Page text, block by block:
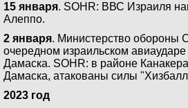
15 января. SOHR: ВВС Израиля
Алеппо.
2 января. Министерство обороны
очередном израильском
Дамаска. SOHR: в районе
Дамаска, атакованы силы
2023 год